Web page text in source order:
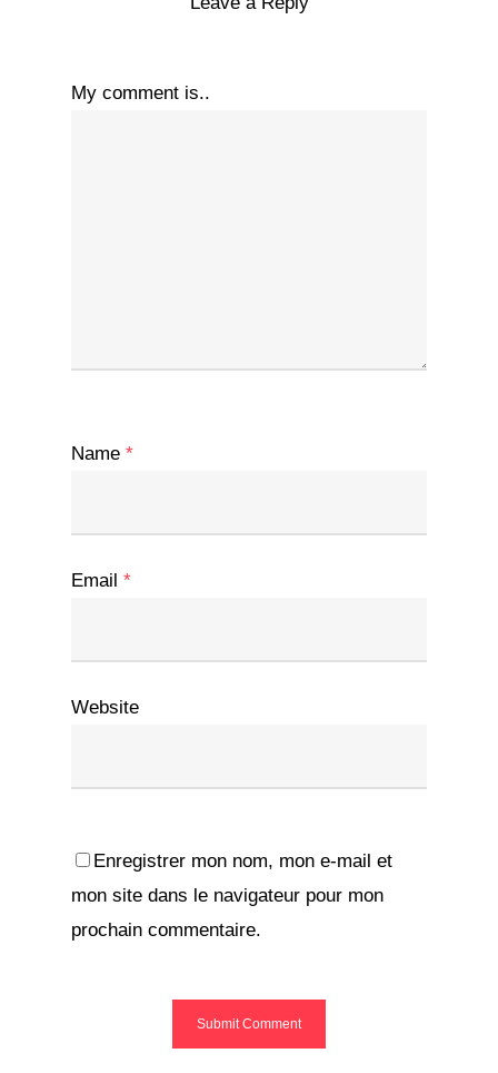
My comment is..
Name *
Email *
Website
Enregistrer mon nom, mon e-mail et
mon site dans le navigateur pour mon
prochain commentaire.